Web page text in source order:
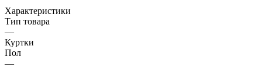
Характеристики
Тип товара
—
Куртки
Пол
—